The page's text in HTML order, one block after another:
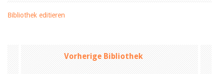
Bibliothek editieren
Vorherige Bibliothek